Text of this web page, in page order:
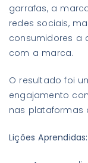
garrafas, a
redes sociais,
consumidores a
com a marca.
O resultado foi
engajamento
nas plataformas
Lições Aprendidas: